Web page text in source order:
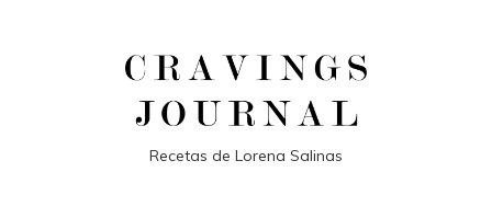
Recetas de Lorena Salinas